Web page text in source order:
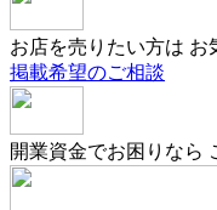
お店を売りたい方は お
掲載希望のご相談
開業資金でお困りなら